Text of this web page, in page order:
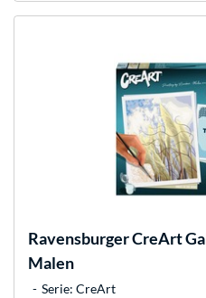
RavensburgerCreArt
Malen
Serie: CreArt